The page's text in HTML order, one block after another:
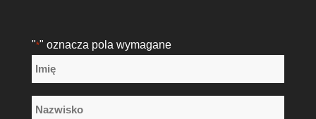
"*" oznacza pola wymagane
Nazwa
*